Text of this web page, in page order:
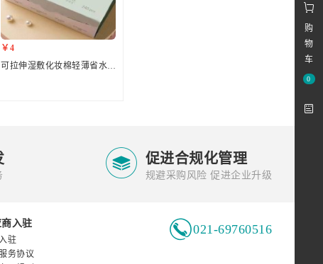
购
物
车
0
￥4
可拉伸湿敷化妆棉轻薄省水可拉伸拉长一次性干湿两用
 促进合规化管理
规避采购风险 促进企业升级
入驻
驻
务协议
021-69760516